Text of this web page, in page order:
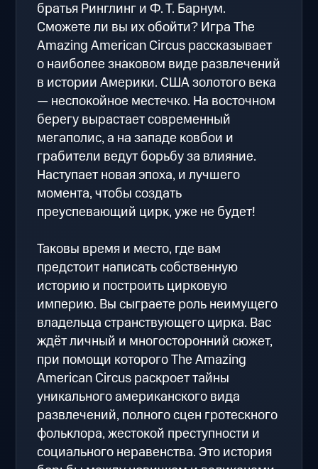
братья Ринглинг и Ф. Т. Барнум.
Сможете ли вы их обойти? Игра The
Amazing American Circus рассказывает
о наиболее знаковом виде развлечений
в истории Америки. США золотого века
— неспокойное местечко. На восточном
берегу вырастает современный
мегаполис, а на западе ковбои и
грабители ведут борьбу за влияние.
Наступает новая эпоха, и лучшего
момента, чтобы создать
преуспевающий цирк, уже не будет!
Таковы время и место, где вам
предстоит написать собственную
историю и построить цирковую
империю. Вы сыграете роль неимущего
владельца странствующего цирка. Вас
ждёт личный и многосторонний сюжет,
при помощи которого The Amazing
American Circus раскроет тайны
уникального американского вида
развлечений, полного сцен гротескного
фольклора, жестокой преступности и
социального неравенства. Это история